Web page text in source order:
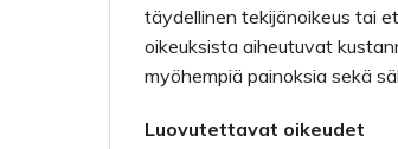
täydellinen tekijänoikeus tai
oikeuksista aiheutuvat
myöhempiä painoksia sekä
Luovutettavat oikeudet